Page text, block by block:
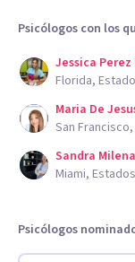
Psicólogos con los
Jessica Perez
Florida,
Maria De
San
Sandra
Miami,
Psicólogos